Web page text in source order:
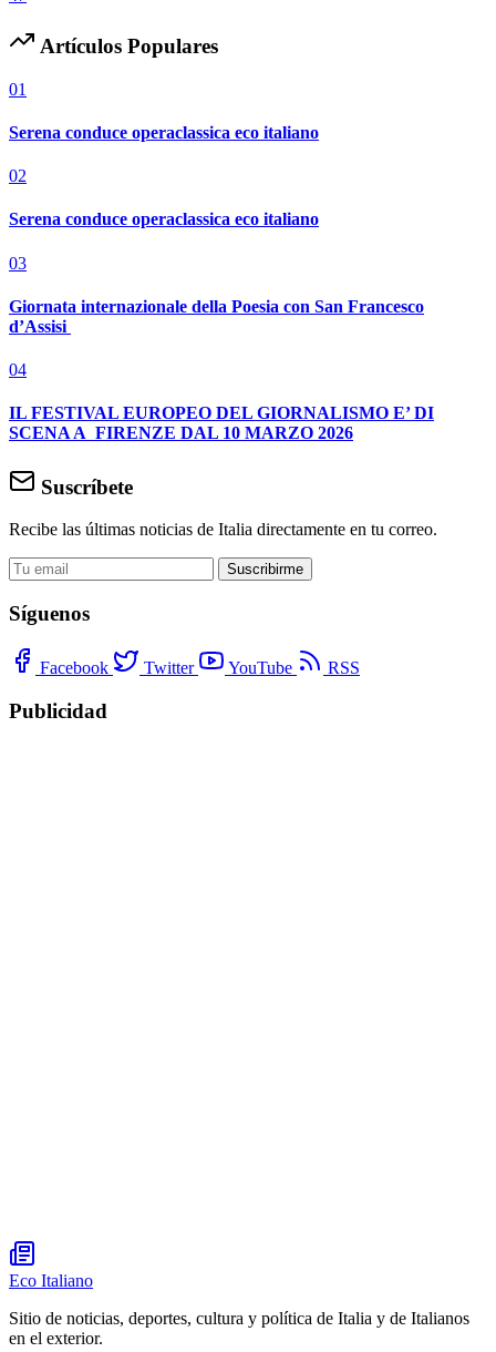
Artículos Populares
01
Serena conduce operaclassica eco italiano
02
Serena conduce operaclassica eco italiano
03
Giornata internazionale della Poesia con San Francesco
d’Assisi
04
IL FESTIVAL EUROPEO DEL GIORNALISMO E’ DI
SCENA A FIRENZE DAL 10 MARZO 2026
Suscríbete
Recibe las últimas noticias de Italia directamente en tu correo.
Suscribirme
Síguenos
Facebook Twitter YouTube RSS
Publicidad
Eco Italiano
Sitio de noticias, deportes, cultura y política de Italia y de Italianos
en el exterior.